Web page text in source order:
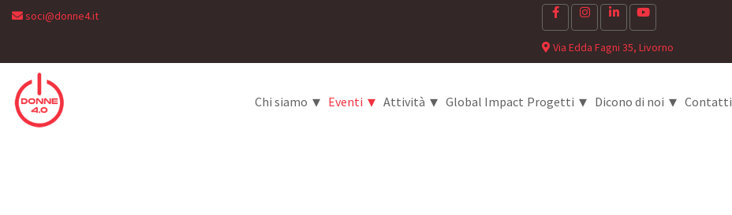
soci@donne4.it
Via Edda Fagni 35, Livorno
Chi siamo ▾ Eventi ▾ Attività ▾ Global Impact Progetti ▾ Dicono di noi ▾ Contatti